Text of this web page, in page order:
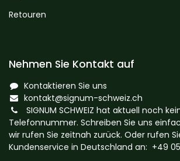
Retouren
Nehmen Sie Kontakt auf
Kontaktieren Sie uns
kontakt@signum-schweiz.ch
SIGNUM SCHWEIZ hat aktuell noch
Telefonnummer. Schreiben Sie uns
wir rufen Sie zeitnah zurück. Oder rufen
Kundenservice in Deutschland an: +49